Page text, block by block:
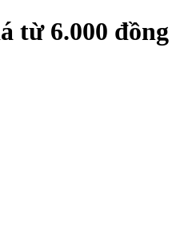
từ 6.000 đồng